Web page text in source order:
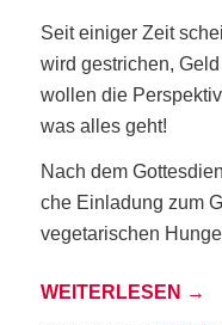
Seit eini­ger Zeit
wird gestri­chen,
wol­len die
was alles geht!
Nach dem
che Ein­la­dung zum
vege­ta­ri­schen
WEI­TER­LE­SEN →